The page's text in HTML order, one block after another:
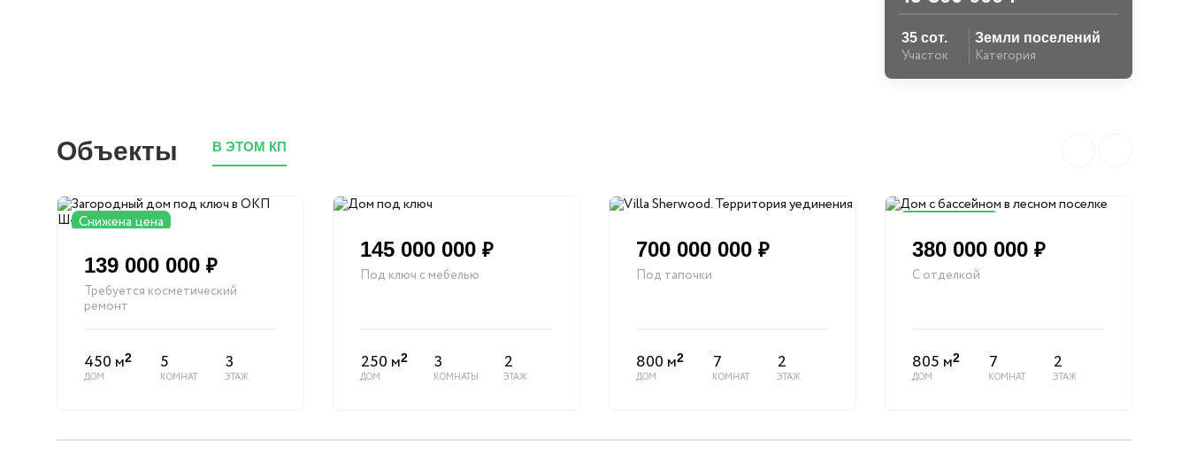
35 сот.
Участок
Земли поселений
Категория
Объекты В ЭТОМ КП
Снижена цена
139 000 000 ₽
Требуется косметический
ремонт
450 м2
ДОМ
5
КОМНАТ
3
ЭТАЖ
145 000 000 ₽
Под ключ с мебелью
250 м2
ДОМ
3
КОМНАТЫ
2
ЭТАЖ
700 000 000 ₽
Под тапочки
800 м2
ДОМ
7
КОМНАТ
2
ЭТАЖ
380 000 000 ₽
С отделкой
805 м2
ДОМ
7
КОМНАТ
2
ЭТАЖ